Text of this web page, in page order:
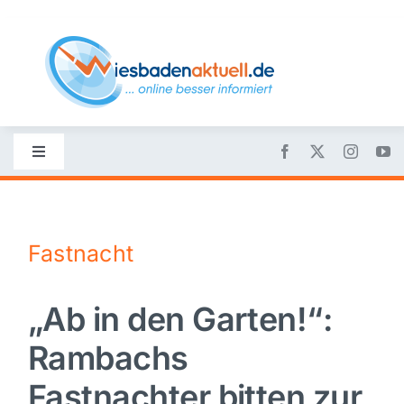
content
Toggle
Navigation
Nachrichten
Politik
Wirtschaft
Fastnacht
„Ab in den Garten!“:
Rambachs